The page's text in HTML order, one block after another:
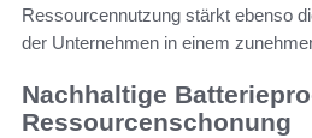
Ressourcennutzung stärkt ebenso
der Unternehmen in einem
Nachhaltige
Ressourcenschonung